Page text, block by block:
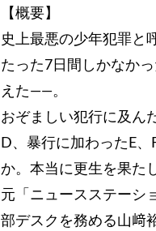
【概要】
史上最悪の少年犯罪と
たった7日間しかなか
えた――。
おぞましい犯行に及ん
D、暴行に加わったE
か。本当に更生を果た
元「ニュースステーシ
部デスクを務める山﨑